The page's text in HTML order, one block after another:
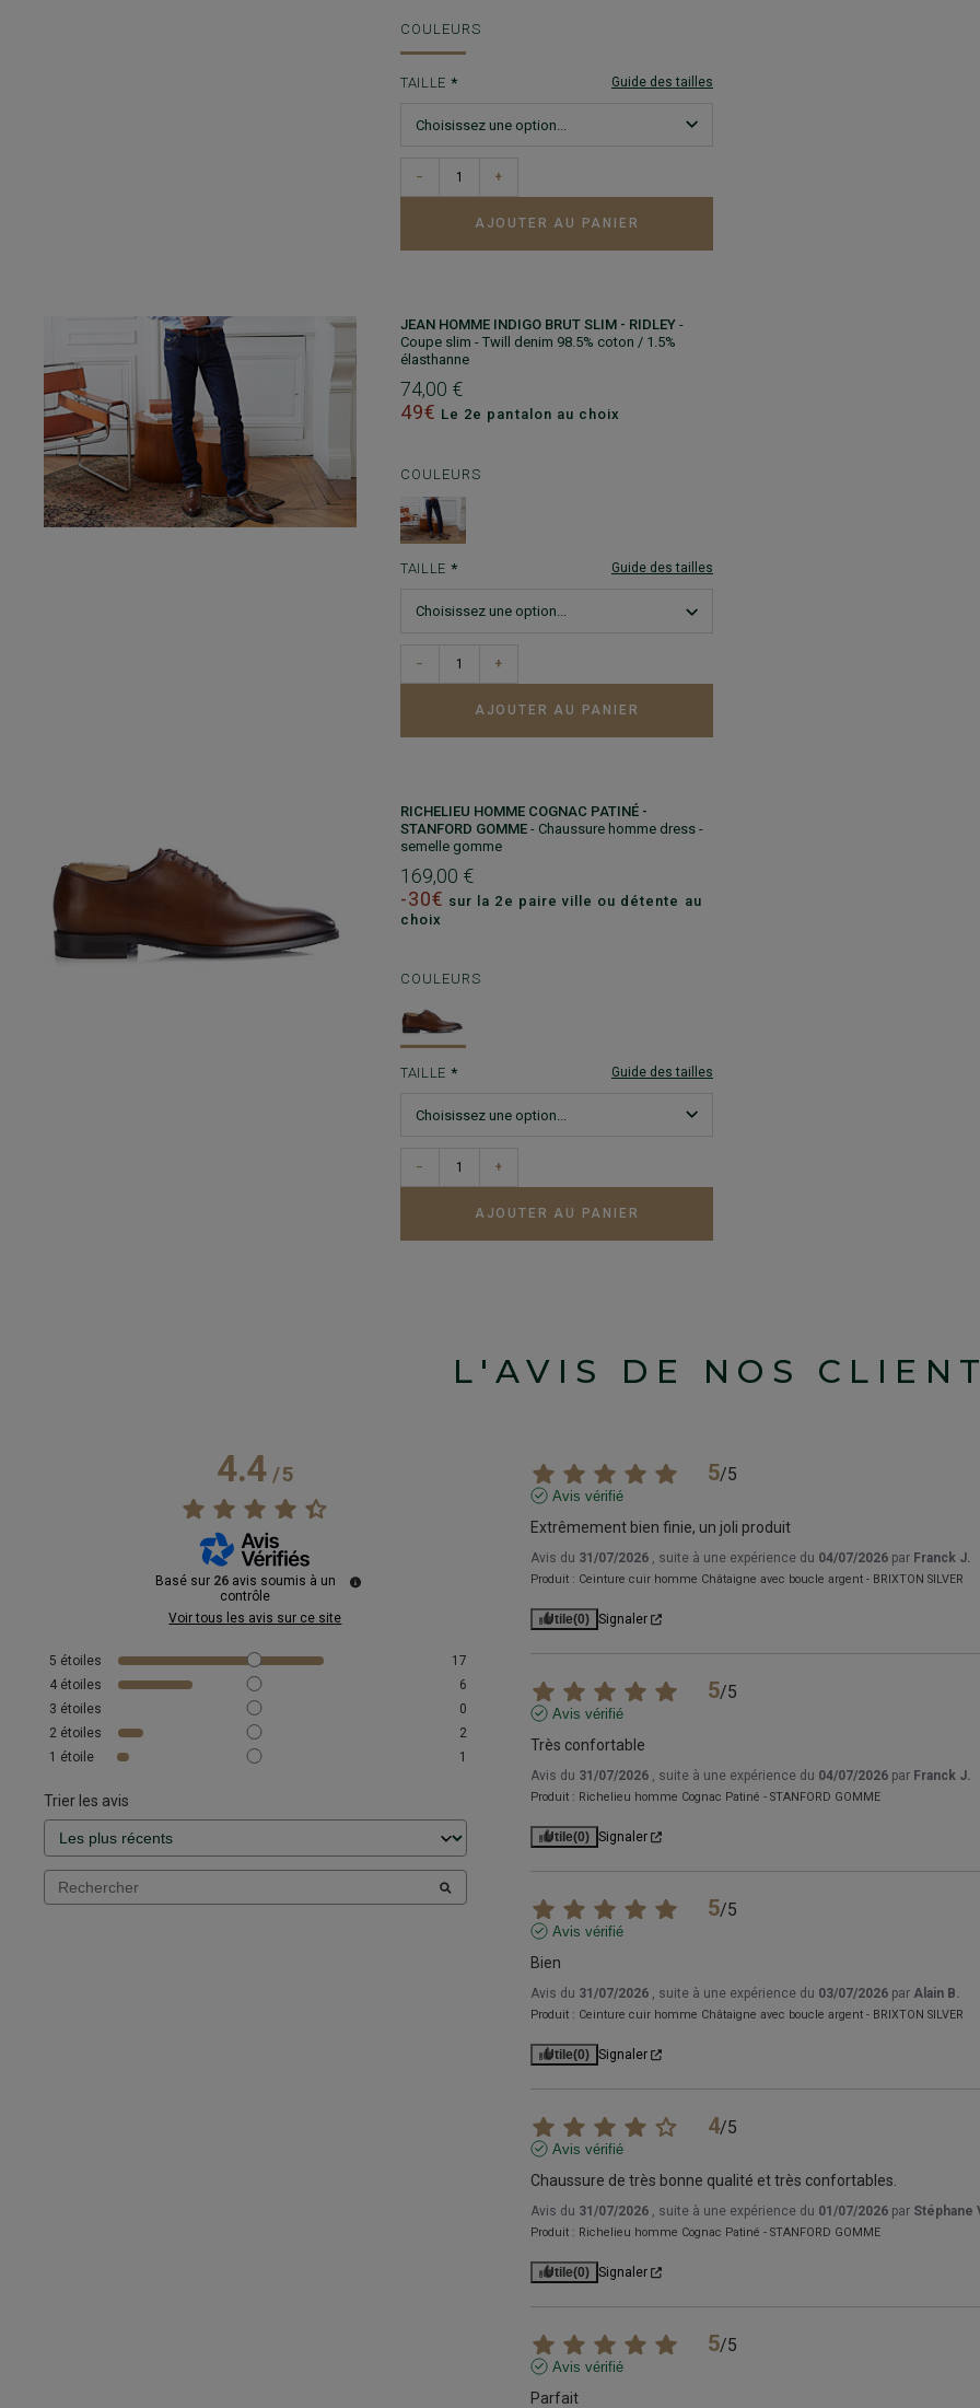
COULEURS
TAILLE Guide des tailles
− +
AJOUTER AU PANIER
JEAN HOMME INDIGO BRUT SLIM - RIDLEY -
Coupe slim - Twill denim 98.5% coton / 1.5%
élasthanne
74,00 €
49€ Le 2e pantalon au choix
COULEURS
TAILLE Guide des tailles
− +
AJOUTER AU PANIER
RICHELIEU HOMME COGNAC PATINÉ -
STANFORD GOMME - Chaussure homme dress -
semelle gomme
169,00 €
-30€ sur la 2e paire ville ou détente au
choix
COULEURS
TAILLE Guide des tailles
− +
AJOUTER AU PANIER
L'AVIS DE NOS
4.4/5
Basé sur 26 avis soumis à un
contrôle
Voir tous les avis sur ce site
5 étoiles
17
4 étoiles
6
3 étoiles
0
2 étoiles
2
1 étoile 1
Trier les avis
5/5
Avis vérifié
Extrêmement bien finie, un joli produit
Avis du 31/07/2026 , suite à une expérience du 04/07/2026 par Franck J.
Produit : Ceinture cuir homme Châtaigne avec boucle argent - BRIXTON SILVER
Utile(0) Signaler
5/5
Avis vérifié
Très confortable
Avis du 31/07/2026 , suite à une expérience du 04/07/2026 par Franck J.
Produit : Richelieu homme Cognac Patiné - STANFORD GOMME
Utile(0) Signaler
5/5
Avis vérifié
Bien
Avis du 31/07/2026 , suite à une expérience du 03/07/2026 par Alain B.
Produit : Ceinture cuir homme Châtaigne avec boucle argent - BRIXTON SILVER
Utile(0) Signaler
4/5
Avis vérifié
Chaussure de très bonne qualité et très confortables.
Avis du 31/07/2026 , suite à une expérience du 01/07/2026 par Stéphane
Produit : Richelieu homme Cognac Patiné - STANFORD GOMME
Utile(0) Signaler
5/5
Avis vérifié
Parfait